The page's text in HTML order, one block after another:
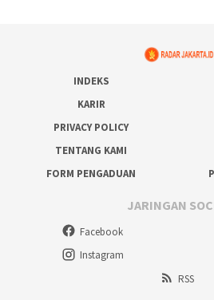
INDEKS
KARIR
PRIVACY POLICY
TENTANG KAMI
FORM PENGADUAN
JARINGAN
Facebook
Instagram
RSS